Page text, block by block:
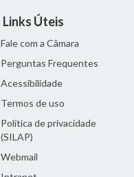
Links Úteis
Fale com a Câmara
Perguntas Frequentes
Acessibilidade
Termos de uso
Política de privacidade
(SILAP)
Webmail